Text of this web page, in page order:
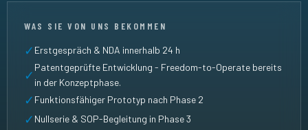
WAS SIE VON UNS BEKOMMEN
✓ Erstgespräch & NDA innerhalb 24 h
✓
Patentgeprüfte Entwicklung - Freedom-to-Operate bereits
in der Konzeptphase.
✓ Funktionsfähiger Prototyp nach Phase 2
✓ Nullserie & SOP-Begleitung in Phase 3